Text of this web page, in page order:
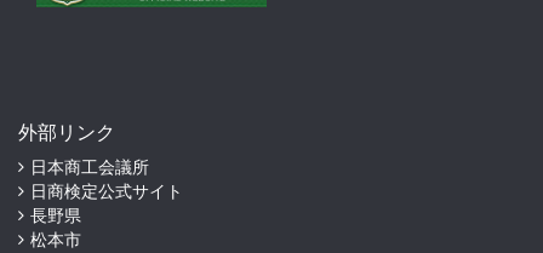
外部リンク
日本商工会議所
日商検定公式サイト
長野県
松本市